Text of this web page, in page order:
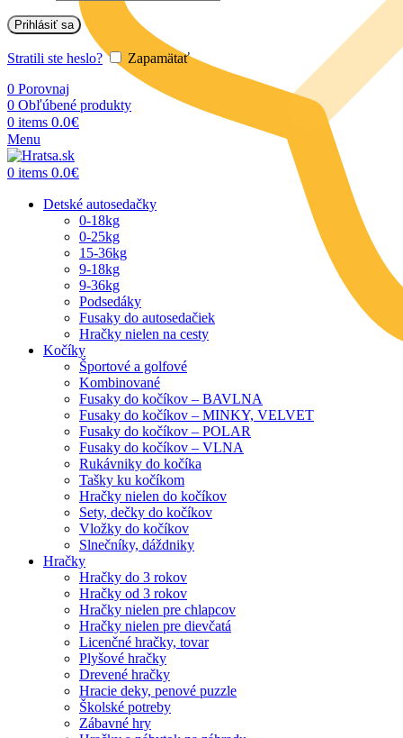
Prihlásiť sa
Stratili ste heslo?
Zapamätať
0 Porovnaj
0 Obľúbené produkty
0 items 0.0€
Menu
0 items 0.0€
Detské autosedačky
0-18kg
0-25kg
15-36kg
9-18kg
9-36kg
Podsedáky
Fusaky do autosedačiek
Hračky nielen na cesty
Kočíky
Športové a golfové
Kombinované
Fusaky do kočíkov – BAVLNA
Fusaky do kočíkov – MINKY, VELVET
Fusaky do kočíkov – POLAR
Fusaky do kočíkov – VLNA
Rukávniky do kočíka
Tašky ku kočíkom
Hračky nielen do kočíkov
Sety, dečky do kočíkov
Vložky do kočíkov
Slnečníky, dáždniky
Hračky
Hračky do 3 rokov
Hračky od 3 rokov
Hračky nielen pre chlapcov
Hračky nielen pre dievčatá
Licenčné hračky, tovar
Plyšové hračky
Drevené hračky
Hracie deky, penové puzzle
Školské potreby
Zábavné hry